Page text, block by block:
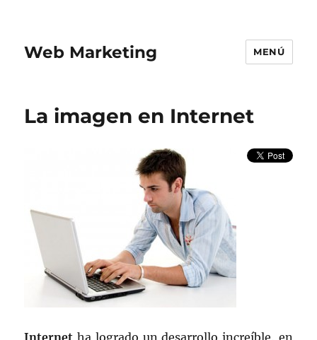
Web Marketing MENÚ
La imagen en Internet
Internet ha logrado un desarrollo increíble, en